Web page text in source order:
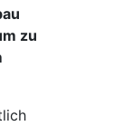
zu